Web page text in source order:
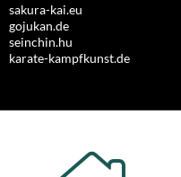
sakura-kai.eu
gojukan.de
seinchin.hu
karate-kampfkunst.de